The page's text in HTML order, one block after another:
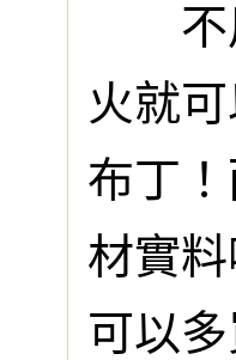
不用
火就
布丁
材實
可以